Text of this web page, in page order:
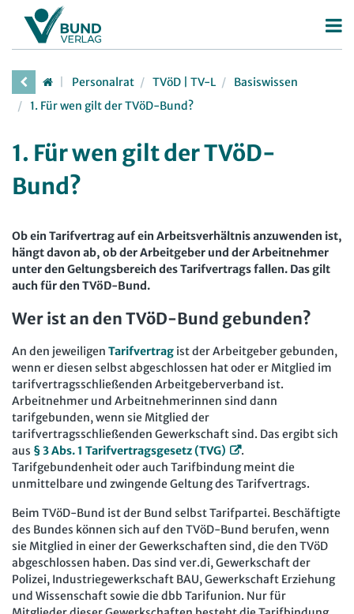
Betriebsrat
Betriebsratswahl
Mitbestimmung
Arbeitsschutz
Deutscher Betriebsrätepreis
Mitbestimmungskompass
Personalrat
Personalratsarbeit
Personalvertretungsrecht
Arbeitsschutz
Beschäftigtendatenschutz
Arbeit in der JAV
SBV
Arbeit in der SBV
MAV
Arbeit in der MAV
Bücher
Zeitschriften
Arbeitsrecht im Betrieb
Der Personalrat
Computer und Arbeit
Gute Arbeit
Fachmodule
Betriebsratswissen online
Beschäftigtendatenschutz online
Personalratswissen online
Software
Newsletter
Bund SHOP
Personalrat TVöD | TV-L
Basiswissen
1. Für wen gilt der TVöD-Bund?
1. Für wen gilt der TVöD-
Bund?
Ob ein Tarifvertrag auf ein Arbeitsverhältnis anzuwenden ist,
hängt davon ab, ob der Arbeitgeber und der Arbeitnehmer
unter den Geltungsbereich des Tarifvertrags fallen. Das gilt
auch für den TVöD-Bund.
Wer ist an den TVöD-Bund gebunden?
An den jeweiligen Tarifvertrag ist der Arbeitgeber gebunden,
wenn er diesen selbst abgeschlossen hat oder er Mitglied im
tarifvertragsschließenden Arbeitgeberverband ist.
Arbeitnehmer und Arbeitnehmerinnen sind dann
tarifgebunden, wenn sie Mitglied der
tarifvertragsschließenden Gewerkschaft sind. Das ergibt sich
aus § 3 Abs. 1 Tarifvertragsgesetz (TVG)
.
Tarifgebundenheit oder auch Tarifbindung meint die
unmittelbare und zwingende Geltung des Tarifvertrags.
Beim TVöD-Bund ist der Bund selbst Tarifpartei. Beschäftigte
des Bundes können sich auf den TVöD-Bund berufen, wenn
sie Mitglied in einer der Gewerkschaften sind, die den TVöD
abgeschlossen haben. Das sind ver.di, Gewerkschaft der
Polizei, Industriegewerkschaft BAU, Gewerkschaft Erziehung
und Wissenschaft sowie die dbb Tarifunion. Nur für